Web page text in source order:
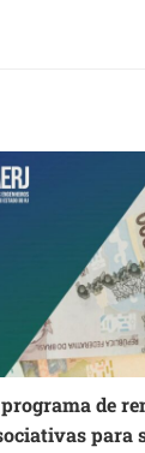
de
para